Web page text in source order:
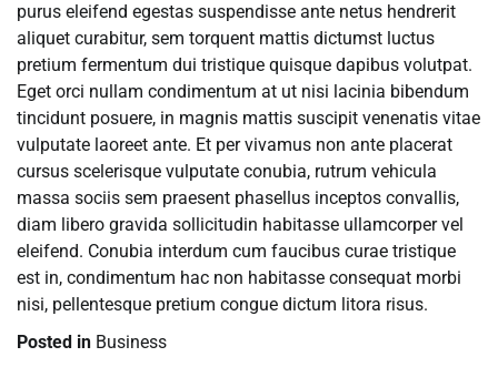
purus eleifend egestas suspendisse ante netus hendrerit
aliquet curabitur, sem torquent mattis dictumst luctus
pretium fermentum dui tristique quisque dapibus volutpat.
Eget orci nullam condimentum at ut nisi lacinia bibendum
tincidunt posuere, in magnis mattis suscipit venenatis vitae
vulputate laoreet ante. Et per vivamus non ante placerat
cursus scelerisque vulputate conubia, rutrum vehicula
massa sociis sem praesent phasellus inceptos convallis,
diam libero gravida sollicitudin habitasse ullamcorper vel
eleifend. Conubia interdum cum faucibus curae tristique
est in, condimentum hac non habitasse consequat morbi
nisi, pellentesque pretium congue dictum litora risus.
Posted in Business